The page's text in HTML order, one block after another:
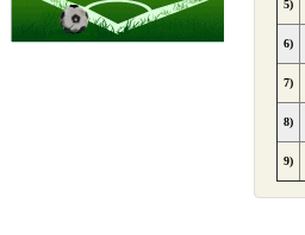
5)
6)
7)
8)
9)